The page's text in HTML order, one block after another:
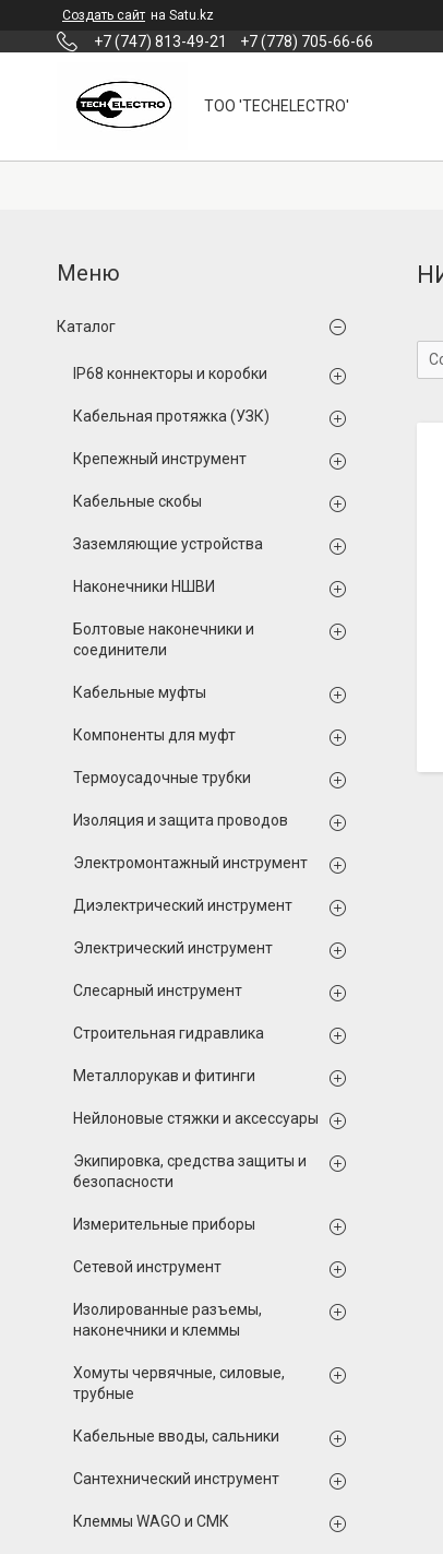
Создать сайт на Satu.kz
+7 (747) 813-49-21 +7 (778) 705-66-66
ТОО 'TECHELECTRO'
Каталог
IP68 коннекторы и коробки
Кабельная протяжка (УЗК)
Крепежный инструмент
Кабельные скобы
Заземляющие устройства
Наконечники НШВИ
Болтовые наконечники и
соединители
Кабельные муфты
Компоненты для муфт
Термоусадочные трубки
Изоляция и защита проводов
Электромонтажный инструмент
Диэлектрический инструмент
Электрический инструмент
Слесарный инструмент
Строительная гидравлика
Металлорукав и фитинги
Нейлоновые стяжки и аксессуары
Экипировка, средства защиты и
безопасности
Измерительные приборы
Сетевой инструмент
Изолированные разъемы,
наконечники и клеммы
Хомуты червячные, силовые,
трубные
Кабельные вводы, сальники
Сантехнический инструмент
Клеммы WAGO и СМК